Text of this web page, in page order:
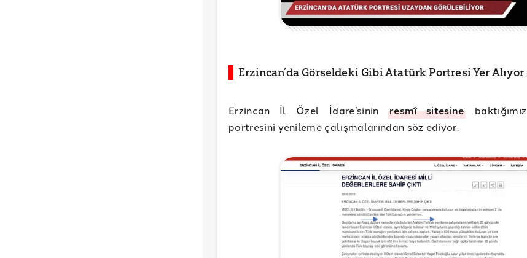
Erzincan’da Görseldeki Gibi Atatürk Portresi Yer Alıyor
Erzincan İl Özel İdare’sinin resmî sitesine
portresini yenileme çalışmalarından söz ediyor.